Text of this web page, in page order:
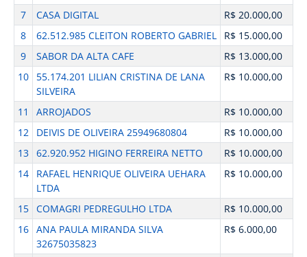
7
CASA DIGITAL
R$ 20.000,00
8
62.512.985 CLEITON ROBERTO GABRIEL
R$ 15.000,00
9
SABOR DA ALTA CAFE
R$ 13.000,00
10
55.174.201 LILIAN CRISTINA DE LANA
SILVEIRA
R$ 10.000,00
11 ARROJADOS
R$ 10.000,00
12
DEIVIS DE OLIVEIRA 25949680804
R$ 10.000,00
13 62.920.952 HIGINO FERREIRA NETTO
R$ 10.000,00
14
RAFAEL HENRIQUE OLIVEIRA UEHARA
LTDA
R$ 10.000,00
15 COMAGRI PEDREGULHO LTDA
R$ 10.000,00
16 ANA PAULA MIRANDA SILVA
32675035823
R$ 6.000,00